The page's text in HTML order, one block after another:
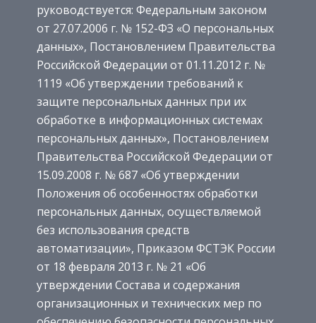
руководствуется: Федеральным законом
от 27.07.2006 г. № 152-ФЗ «О персональных
данных», Постановлением Правительства
Российской Федерации от 01.11.2012 г. №
1119 «Об утверждении требований к
защите персональных данных при их
обработке в информационных системах
персональных данных», Постановлением
Правительства Российской Федерации от
15.09.2008 г. № 687 «Об утверждении
Положения об особенностях обработки
персональных данных, осуществляемой
без использования средств
автоматизации», Приказом ФСТЭК России
от 18 февраля 2013 г. № 21 «Об
утверждении Состава и содержания
организационных и технических мер по